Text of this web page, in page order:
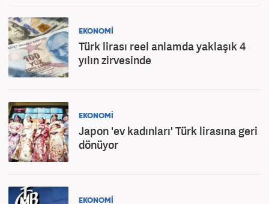
EKONOMİ
Türk lirası reel anlamda yaklaşık 4
yılın zirvesinde
EKONOMİ
Japon 'ev kadınları' Türk lirasına geri
dönüyor
EKONOMİ